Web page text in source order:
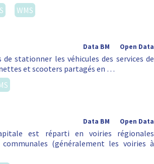
WMS
Open Data
Data BM
stationner les véhicules des services de
et scooters partagés en …
Open Data
Data BM
est réparti en voiries régionales
(généralement les voiries à